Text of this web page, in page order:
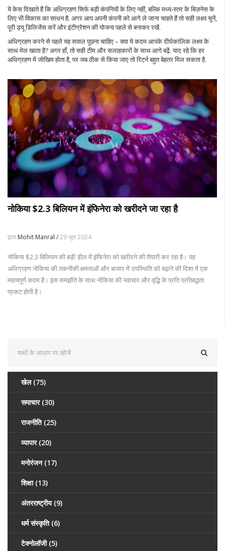
ये केस दिखाते हैं कि अधिग्रहण सिर्फ बड़ी कंपनियों के लिए नहीं, बल्कि मध्य‑स्तर के बिज़नेस के
लिए भी विकास का साधन है. अगर आप अपनी कंपनी को आगे ले जाना चाहते हैं तो सही लक्ष्य चुनें,
पूरी ड्यू डिलिजेंस करें और इंटीग्रेशन की योजना पहले से बनाकर रखें.
अधिग्रहण करने से पहले यह सवाल पूछना चाहिए – क्या ये कदम आपके दीर्घकालिक लक्ष्य के
साथ मेल खाता है? अगर हाँ, तो सही टीम और सलाहकारों के साथ आगे बढ़ें. याद रहे कि हर
अधिग्रहण में जोखिम होता है, पर जब ठीक से किया जाए तो रिटर्न बहुत बेहतर मिल सकता है.
नोकिया $2.3 बिलियन में इंफिनेरा को खरीदने जा रहा है
द्वारा Mohit Manral /29 जून 2024
नोकिया $2.3 बिलियन की बड़ी डील में इंफिनेरा को खरीदने की तैयारी कर रहा है। यह
अधिग्रहण नोकिया की तकनीकी क्षमताओं और बाजार में उपस्थिति को बढ़ाने की दिशा में एक
महत्वपूर्ण कदम है। इस समझौते के साथ नोकिया की नवाचार और वृद्धि के प्रति प्रतिबद्धता
प्रकट होती है।
खेल (75)
समाचार (30)
राजनीति (25)
व्यापार (20)
मनोरंजन (17)
शिक्षा (13)
अंतरराष्ट्रीय (9)
धर्म संस्कृति (6)
टेक्नोलॉजी (5)